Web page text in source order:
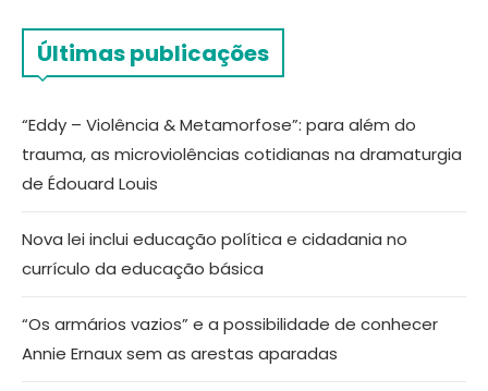
Últimas publicações
“Eddy – Violência & Metamorfose”: para além do
trauma, as microviolências cotidianas na dramaturgia
de Édouard Louis
Nova lei inclui educação política e cidadania no
currículo da educação básica
“Os armários vazios” e a possibilidade de conhecer
Annie Ernaux sem as arestas aparadas